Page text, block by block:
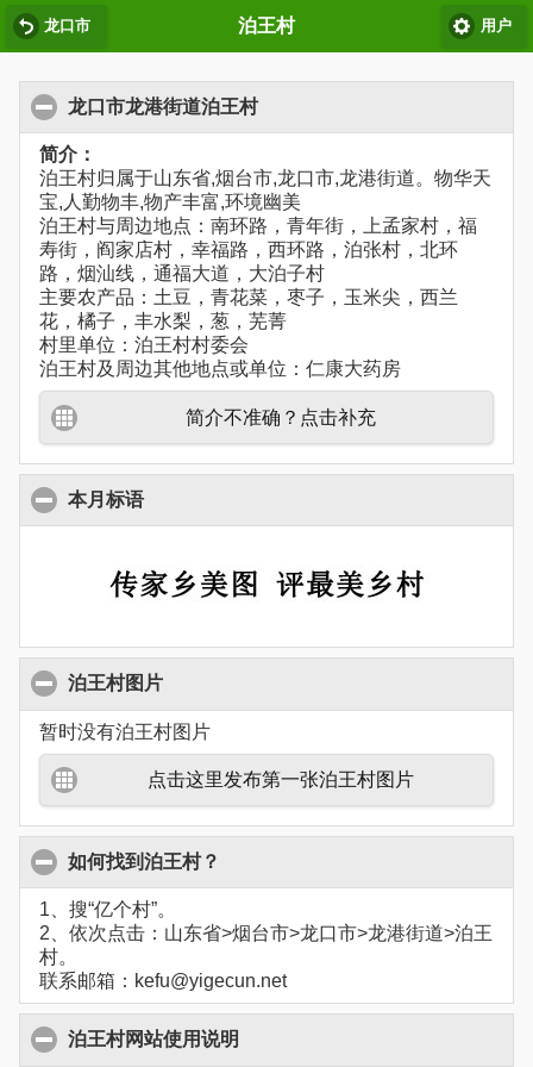
龙口市 泊王村 用户
龙口市龙港街道泊王村
简介：
泊王村归属于山东省,烟台市,龙口市,龙港街道。物华天
宝,人勤物丰,物产丰富,环境幽美
泊王村与周边地点：南环路，青年街，上孟家村，福
寿街，阎家店村，幸福路，西环路，泊张村，北环
路，烟汕线，通福大道，大泊子村
主要农产品：土豆，青花菜，枣子，玉米尖，西兰
花，橘子，丰水梨，葱，芜菁
村里单位：泊王村村委会
泊王村及周边其他地点或单位：仁康大药房
简介不准确？点击补充
本月标语
泊王村图片
暂时没有泊王村图片
点击这里发布第一张泊王村图片
如何找到泊王村？
1、搜“亿个村”。
2、依次点击：山东省>烟台市>龙口市>龙港街道>泊王
村。
联系邮箱：kefu@yigecun.net
泊王村网站使用说明